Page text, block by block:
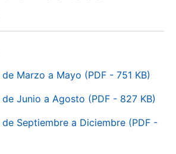
Marzo a Mayo (PDF - 751 KB)
Junio a Agosto (PDF - 827 KB)
Septiembre a Diciembre (PDF -